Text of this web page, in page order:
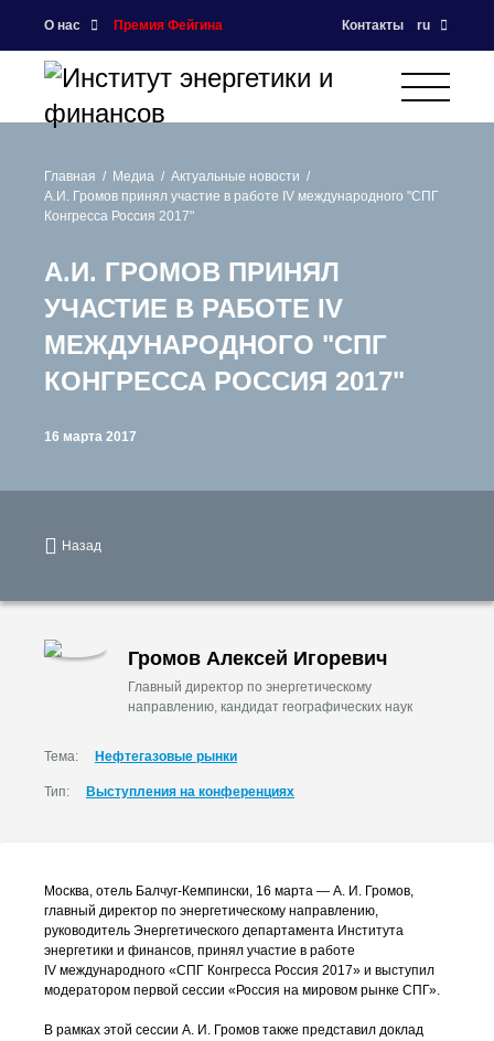
О нас Премия Фейгина Контакты ru
Главная Медиа
Актуальные новости
А.И. Громов принял участие в работе IV международного "СПГ
Конгресса Россия 2017"
А.И. ГРОМОВ ПРИНЯЛ
УЧАСТИЕ В РАБОТЕ IV
МЕЖДУНАРОДНОГО "СПГ
КОНГРЕССА РОССИЯ 2017"
16 марта 2017
Назад
Громов Алексей Игоревич
Главный директор по энергетическому
направлению, кандидат географических наук
Тема: Нефтегазовые рынки
Тип: Выступления на конференциях
Москва, отель Балчуг-Кемпински, 16 марта — А. И. Громов,
главный директор по энергетическому направлению,
руководитель Энергетического департамента Института
энергетики и финансов, принял участие в работе
IV международного «СПГ Конгресса Россия 2017» и выступил
модератором первой сессии «Россия на мировом рынке СПГ».
В рамках этой сессии А. И. Громов также представил доклад